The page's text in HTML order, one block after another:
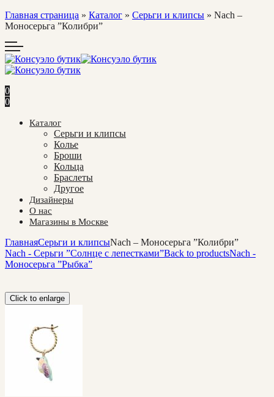
Главная страница » Каталог » Cерьги и клипсы » Nach –
Моносерьга ”Колибри”
0
0
Каталог
Cерьги и клипсы
Колье
Броши
Кольца
Браслеты
Другое
Дизайнеры
О нас
Магазины в Москве
ГлавнаяCерьги и клипсыNach – Моносерьга ”Колибри”
Nach - Серьги ”Солнце с лепестками”Back to productsNach -
Моносерьга ”Рыбка”
Click to enlarge